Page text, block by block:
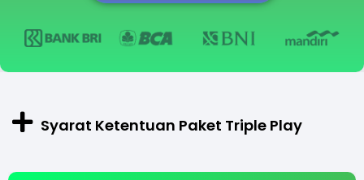
Syarat Ketentuan Paket Triple Play